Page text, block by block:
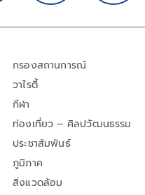
กรองสถานการณ์
วาไรตี้
กีฬา
ท่องเที่ยว – ศิลปวัฒนธรรม
ประชาสัมพันธ์
ภูมิภาค
สิ่งแวดล้อม